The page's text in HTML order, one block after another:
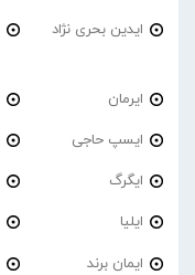
ایدین بحری نژاد
ایرمان
ایسپ حاجی
ایگرگ
ایلیا
ایمان برند